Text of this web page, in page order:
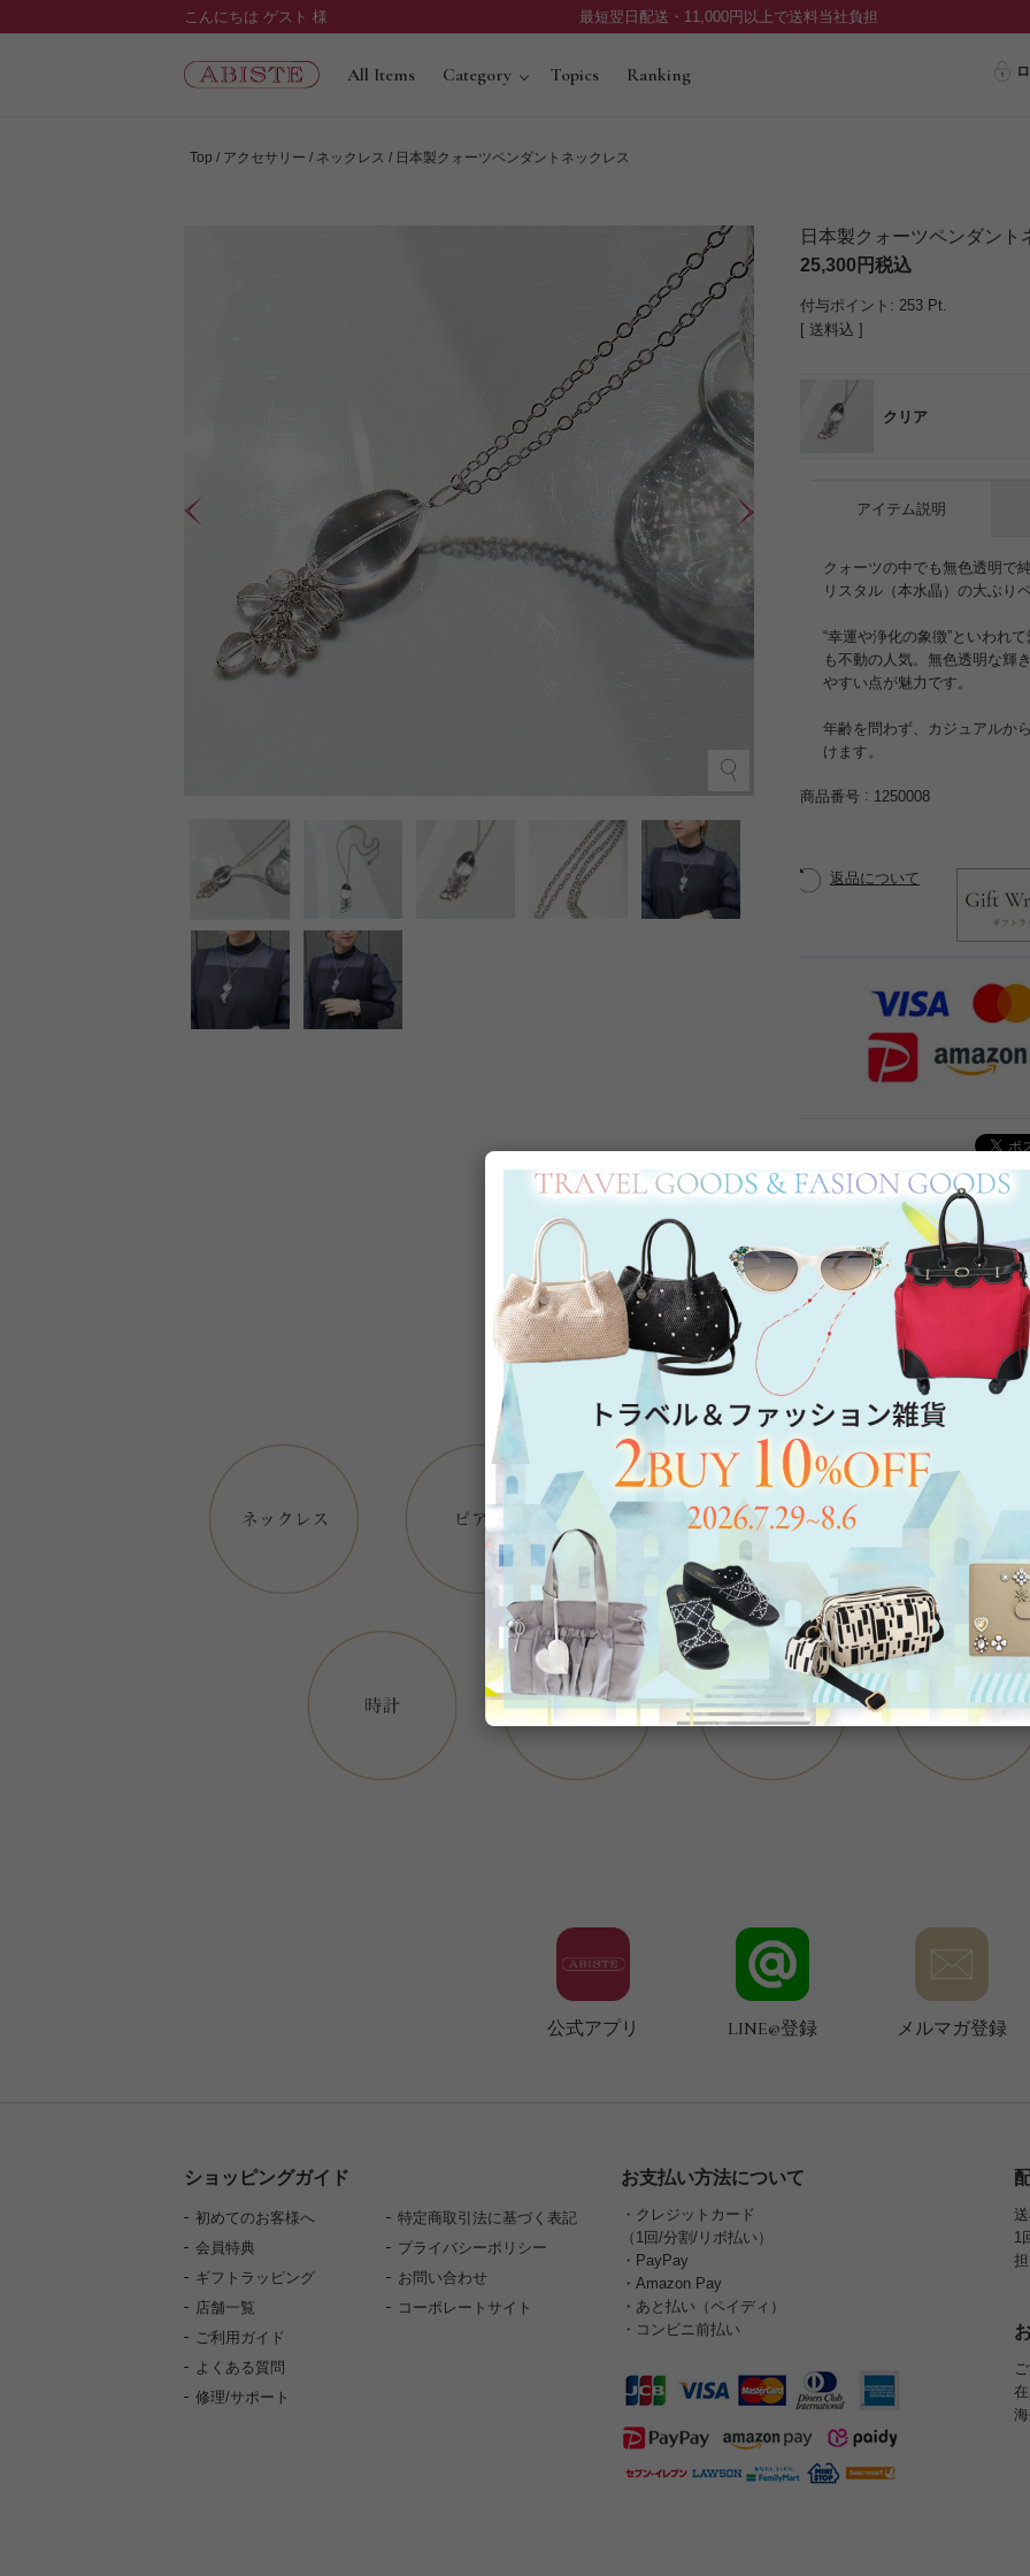
こんにちは ゲスト 様 最短翌日配送・11,000円以上で送料当社負担
All Items Category Topics Ranking
Top アクセサリー ネックレス 日本製クォーツペンダントネックレス
日本製クォーツペンダント
25,300
税込
付与ポイント: 253 Pt.
送料込
クリア
アイテム説明
クォーツの中でも無色透明で
リスタル（本水晶）の大ぶり
“幸運や浄化の象徴”といわれ
も不動の人気。無色透明な輝
やすい点が魅力です。
年齢を問わず、カジュアルか
けます。
商品番号 1250008
返品について
Category
アイテムカテゴリー
公式アプリ LINE@登録 メルマガ登録
ショッピングガイド
初めてのお客様へ
会員特典
ギフトラッピング
店舗一覧
ご利用ガイド
よくある質問
修理/サポート
特定商取引法に基づく表記
プライバシーポリシー
お問い合わせ
コーポレートサイト
お支払い方法について
・クレジットカード
（1回/分割/リボ払い）
・PayPay
・Amazon Pay
・あと払い（ペイディ）
・コンビニ前払い
1